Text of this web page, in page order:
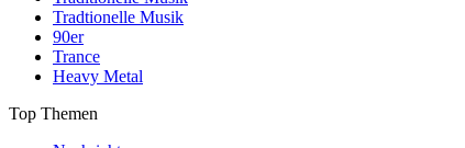
Tradtionelle Musik
90er
Trance
Heavy Metal
Top Themen